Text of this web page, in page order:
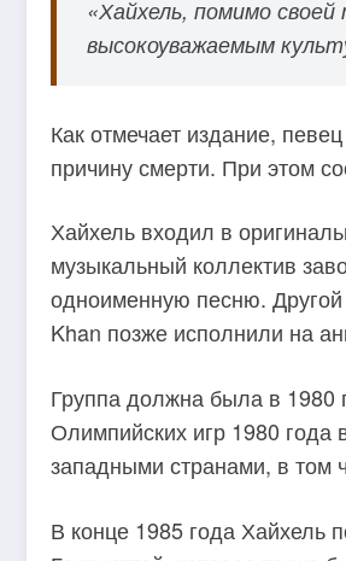
«Хайхель, помимо
высокоуважаемым
Как отмечает издание,
причину смерти. При этом
Хайхель входил в
музыкальный коллектив
одноименную песню. Другой
Khan позже исполнили на
Группа должна была в 1980
Олимпийских игр 1980
западными странами, в том
В конце 1985 года Хайхель